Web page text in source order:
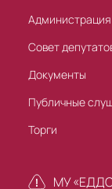
Администрация
Совет
Документы
Публичные
Торги
МУ «ЕДДС